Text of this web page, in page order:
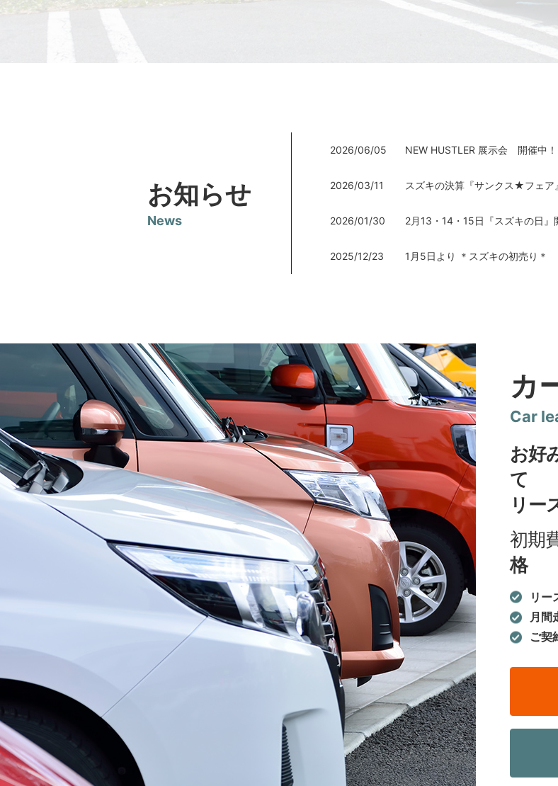
お知らせ
News
2026/06/05 NEW HUSTLER 展示会 開催中！
2026/03/11 スズキの決算『サンクス★フェア
2026/01/30 2月13・14・15日『スズキの日』
2025/12/23 1月5日より ＊スズキの初売り＊
2025/07/03 スズキ ハイブリッド体感フェア 開
2025/06/16 「セニアカー」ありがとうキャ
2025/06/11 スズキの日 開催中！！
2025/04/08 2025「New Life Fair !」開催中！
カ
Car
お好
て
リー
初期
格
リー
月間
ご契